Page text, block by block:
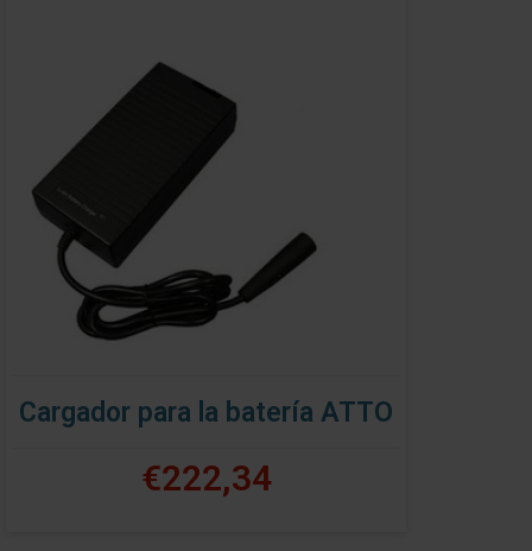
Cargador para la batería ATTO
€222,34